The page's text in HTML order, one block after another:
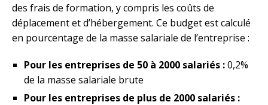
des frais de formation, y compris les coûts de
déplacement et d’hébergement. Ce budget est calculé
en pourcentage de la masse salariale de l’entreprise :
Pour les entreprises de 50 à 2000 salariés :0,2%
de la masse salariale brute
Pour les entreprises de plus de 2000 salariés :